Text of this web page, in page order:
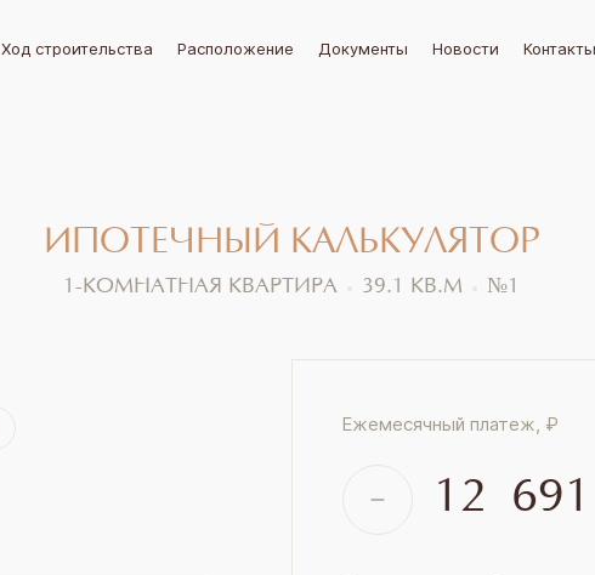
Ход строительства Расположение Документы Новости Контакты
ИПОТЕЧНЫЙ КАЛЬКУЛЯТОР
1-КОМНАТНАЯ КВАРТИРА 39.1 КВ.М №1
Ежемесячный платеж, ₽
12 691